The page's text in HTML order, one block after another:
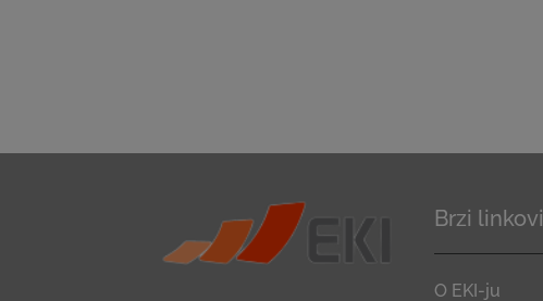
Brzi linkovi
O EKI-ju